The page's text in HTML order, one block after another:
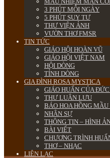
3 PHÚT MỖI NGÀY
5 PHÚT SUY TƯ
THƯ VIỆN ẢNH
VƯỜN THƠ FMSR
TIN TỨC
GIÁO HỘI HOÀN VŨ
GIÁO HỘI VIỆT NAM
HỘI DÒNG
TỈNH DÒNG
GIA ĐÌNH ROSA MYSTICA
GIÁO HUẤN CỦA
THƯ LUÂN LƯU
BÁO HOA HỒNG
NHÂN SỰ
THÔNG TIN – HÌNH
BÀI VIẾT
CHƯƠNG TRÌNH
THƠ – NHẠC
LIÊN LẠC